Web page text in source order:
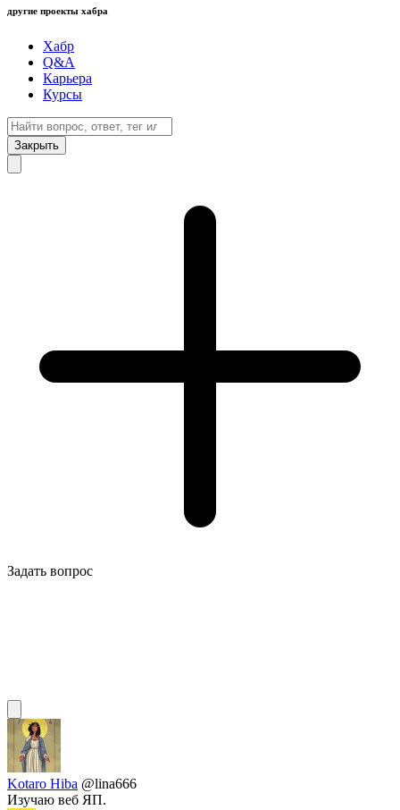
другие проекты хабра
Хабр
Q&A
Карьера
Курсы
Закрыть
Задать вопрос
Kotaro Hiba @lina666
Изучаю веб ЯП.